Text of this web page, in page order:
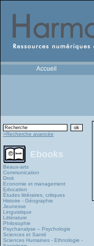
Accueil
>Recherche avancée
Ebooks
Beaux-arts
Communication
Droit
Economie et management
Education
Études littéraires, critiques
Histoire - Géographie
Jeunesse
Linguistique
Littérature
Philosophie
Psychanalyse – Psychologie
Sciences et Santé
Sciences Humaines - Ethnologie -